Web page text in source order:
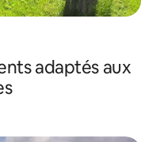
adaptés aux